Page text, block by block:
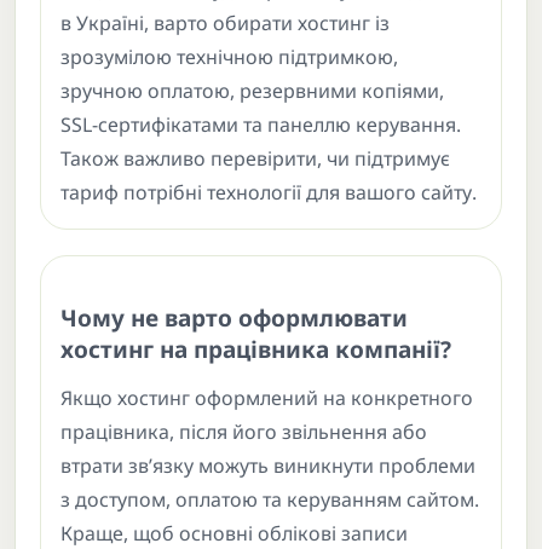
в Україні, варто обирати хостинг із
зрозумілою технічною підтримкою,
зручною оплатою, резервними копіями,
SSL-сертифікатами та панеллю керування.
Також важливо перевірити, чи підтримує
тариф потрібні технології для вашого сайту.
Чому не варто оформлювати
хостинг на працівника компанії?
Якщо хостинг оформлений на конкретного
працівника, після його звільнення або
втрати зв’язку можуть виникнути проблеми
з доступом, оплатою та керуванням сайтом.
Краще, щоб основні облікові записи